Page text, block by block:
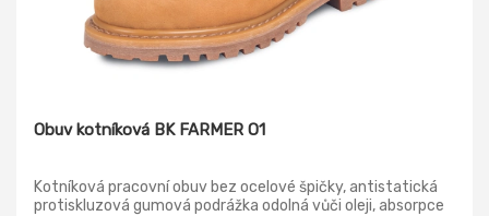
Obuv kotníková BK FARMER O1
Kotníková pracovní obuv bez ocelové špičky, antistatická
protiskluzová gumová podrážka odolná vůči oleji, absorpce